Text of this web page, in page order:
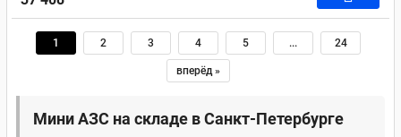
1 2 3 4 5 ... 24
вперёд »
Мини АЗС на складе в Санкт-Петербурге